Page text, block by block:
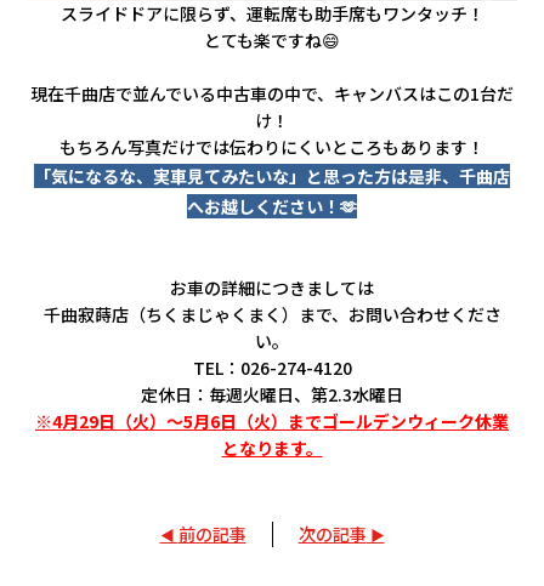
スライドドアに限らず、運転席も助手席もワンタッチ！
とても楽ですね😄
現在千曲店で並んでいる中古車の中で、キャンバスはこの1台だ
け！
もちろん写真だけでは伝わりにくいところもあります！
「気になるな、実車見てみたいな」と思った方は是非、千曲店
へお越しください！🫶
お車の詳細につきましては
千曲寂蒔店（ちくまじゃくまく）まで、お問い合わせくださ
い。
TEL：026-274-4120
定休日：毎週火曜日、第2.3水曜日
※4月29日（火）～5月6日（火）までゴールデンウィーク休業
となります。
前の記事 次の記事